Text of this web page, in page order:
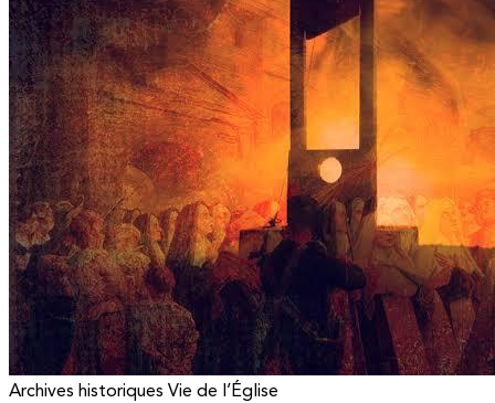
Archives historiques Vie de l’Église